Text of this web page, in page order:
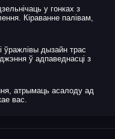
у гонках з
Кіраванне палівам,
ўражлівы дызайн трас
ў адпаведнасці з
атрымаць асалоду ад
вас.